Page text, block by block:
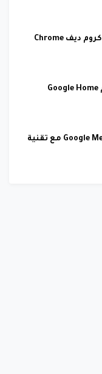
تنزيل وتحميل متصفح كروم ديف Chrome
تنزيل تطبيق جوجل هوم Google Home
جوجل تعزز أمان Google Messages مع تقنية